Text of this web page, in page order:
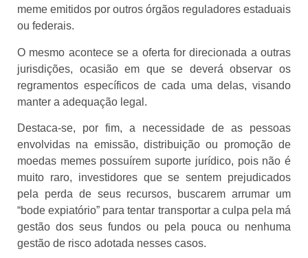
meme emitidos por outros órgãos reguladores estaduais
ou federais.
O mesmo acontece se a oferta for direcionada a outras
jurisdições, ocasião em que se deverá observar os
regramentos específicos de cada uma delas, visando
manter a adequação legal.
Destaca-se, por fim, a necessidade de as pessoas
envolvidas na emissão, distribuição ou promoção de
moedas memes possuírem suporte jurídico, pois não é
muito raro, investidores que se sentem prejudicados
pela perda de seus recursos, buscarem arrumar um
“bode expiatório” para tentar transportar a culpa pela má
gestão dos seus fundos ou pela pouca ou nenhuma
gestão de risco adotada nesses casos.